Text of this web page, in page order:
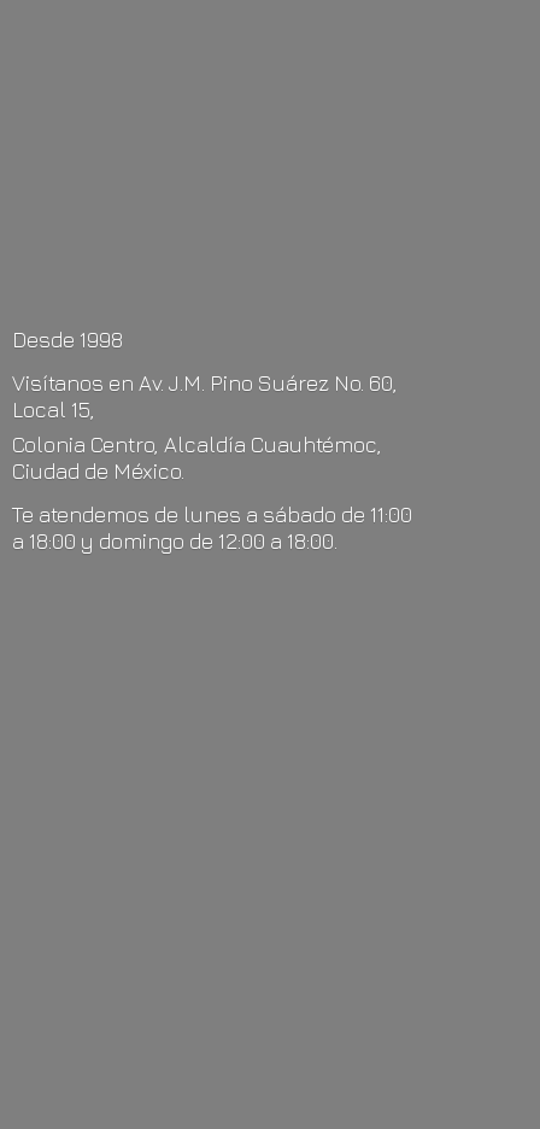
Desde 1998
Visítanos en Av. J.M. Pino Suárez No. 60,
Local 15,
Colonia Centro, Alcaldía Cuauhtémoc,
Ciudad de México.
Te atendemos de lunes a sábado de 11:00
a 18:00 y domingo de 12:00 a 18:00.